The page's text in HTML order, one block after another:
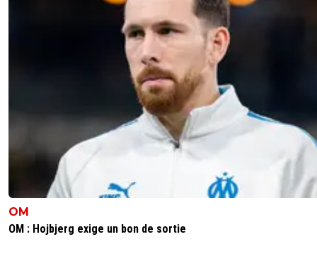
OM
OM : Hojbjerg exige un bon de sortie